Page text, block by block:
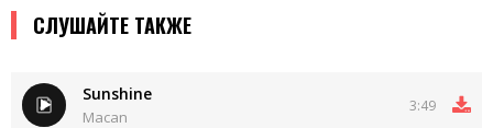
СЛУШАЙТЕ ТАКЖЕ
Sunshine
Macan
3:49